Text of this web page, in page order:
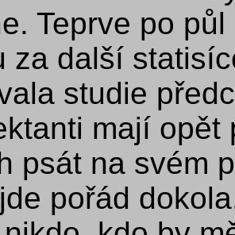
Teprve po
za další
studie
mají opět
psát na svém
pořád